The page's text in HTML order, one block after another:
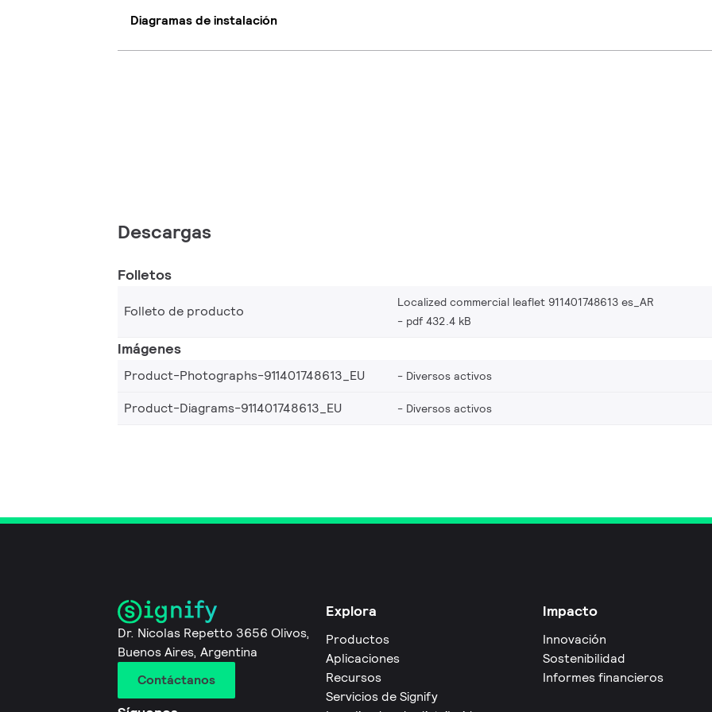
Diagramas de instalación
Descargas
Folletos
Folleto de producto
Localized commercial leaflet 911401748613 es_AR
pdf 432.4 kB
Imágenes
Product-Photographs-911401748613_EU Diversos activos
Product-Diagrams-911401748613_EU Diversos activos
Dr. Nicolas Repetto 3656 Olivos,
Buenos Aires, Argentina
Contáctanos
Explora
Productos
Aplicaciones
Recursos
Servicios de Signify
Impacto
Innovación
Sostenibilidad
Informes financieros